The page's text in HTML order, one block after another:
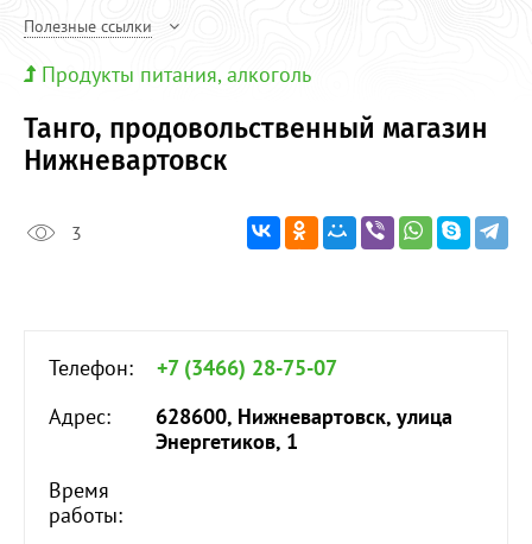
Полезные ссылки
Продукты питания, алкоголь
Танго, продовольственный магазин
Нижневартовск
3
Телефон:
+7 (3466) 28-75-07
Адрес:
628600, Нижневартовск, улица
Энергетиков, 1
Время
работы: